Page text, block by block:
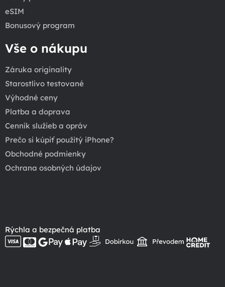
eSIM
Bonusový program
Vše o nákupu
Záruka originality
Starostlivo testované
Výhodné ceny
Platba a doprava
Cenník služieb a opráv
Prečo si kúpiť použitý iPhone?
Obchodné podmienky
Ochrana osobných údajov
Rýchla a bezpečná platba